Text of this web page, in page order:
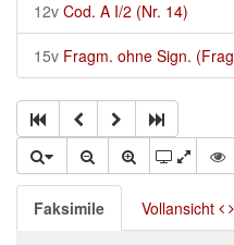
12v Cod. A I/2 (Nr. 14)
15v Fragm. ohne Sign.
Faksimile Vollansicht